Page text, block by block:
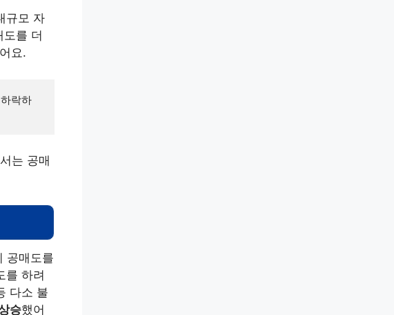
규모 자
를 더
요.
락하
는 공매
공매도를
를 하려
다소 불
승했어